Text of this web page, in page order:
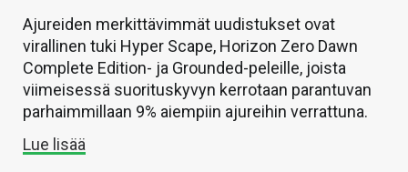
Ajureiden merkittävimmät uudistukset ovat
virallinen tuki Hyper Scape, Horizon Zero Dawn
Complete Edition- ja Grounded-peleille, joista
viimeisessä suorituskyvyn kerrotaan parantuvan
parhaimmillaan 9% aiempiin ajureihin verrattuna.
Lue lisää